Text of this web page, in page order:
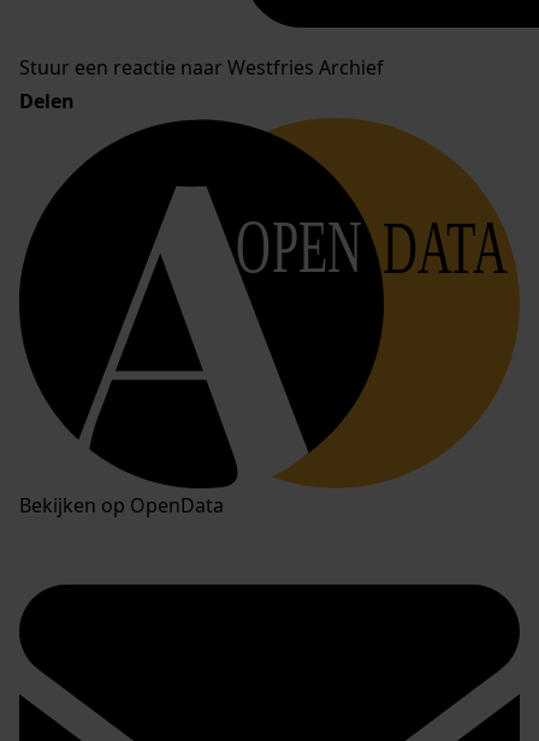
Stuur een reactie naar Westfries Archief
Delen
OPEN DATA
Bekijken op OpenData